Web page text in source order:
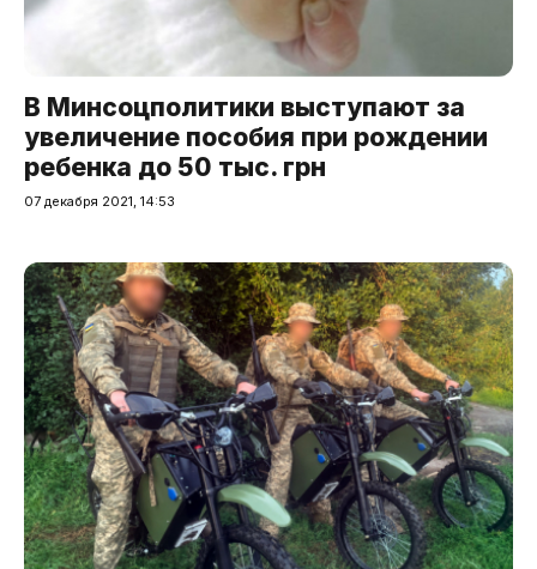
В Минсоцполитики выступают за
увеличение пособия при рождении
ребенка до 50 тыс. грн
07 декабря 2021, 14:53